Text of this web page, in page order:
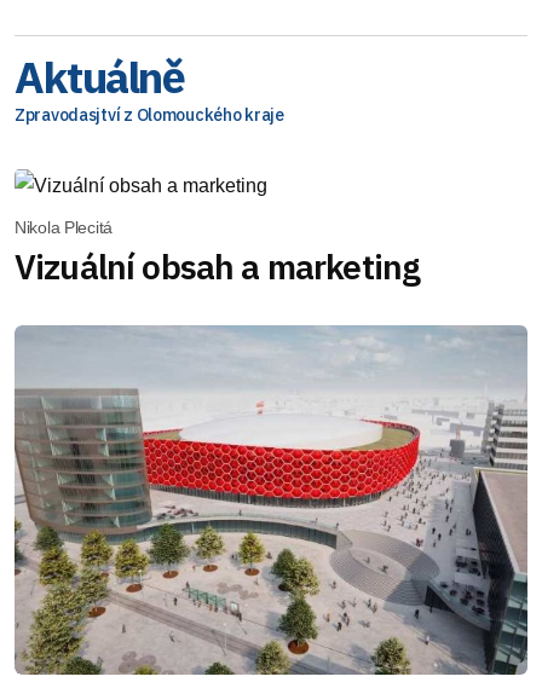
Aktuálně
Zpravodasjtví z Olomouckého kraje
Nikola Plecitá
Vizuální obsah a marketing